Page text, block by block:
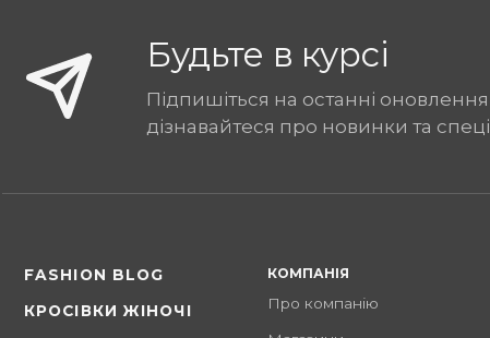
Будьте в курсі
Підпишіться на останні оновлення
дізнавайтеся про новинки та
FASHION BLOG
КРОСІВКИ ЖІНОЧІ
КОМПАНІЯ
Про компанію